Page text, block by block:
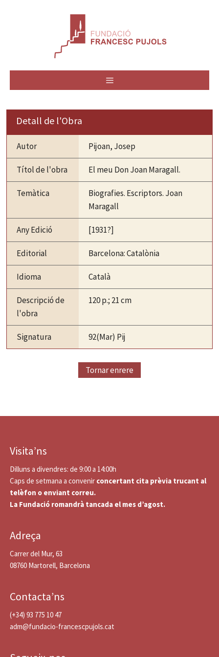
Detall de l'Obra
Autor Pijoan, Josep
Títol de l'obra El meu Don Joan Maragall.
Temàtica
Biografies. Escriptors. Joan
Maragall
Any Edició [1931?]
Editorial Barcelona: Catalònia
Idioma Català
Descripció de
l'obra
120 p.; 21 cm
Signatura 92(Mar) Pij
Tornar enrere
Visita’ns
Dilluns a divendres: de 9:00 a 14:00h
Caps de setmana a convenir concertant cita prèvia trucant al
telèfon o enviant correu.
La Fundació romandrà tancada el mes d’agost.
Adreça
Carrer del Mur, 63
08760 Martorell, Barcelona
Contacta’ns
(+34) 93 775 10 47
adm@fundacio-francescpujols.cat